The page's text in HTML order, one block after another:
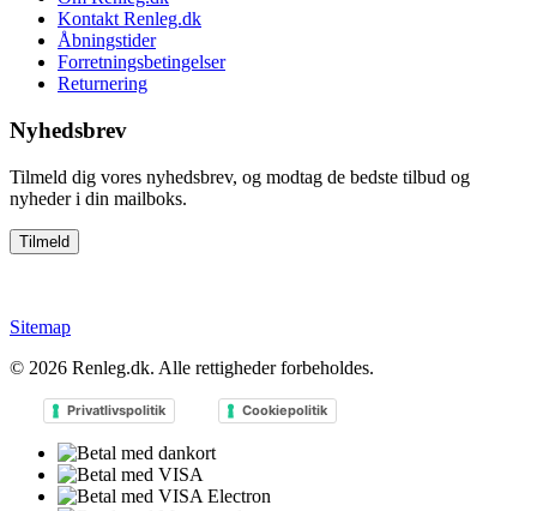
Kontakt Renleg.dk
Åbningstider
Forretningsbetingelser
Returnering
Nyhedsbrev
Tilmeld dig vores nyhedsbrev, og modtag de bedste tilbud og
nyheder i din mailboks.
Sitemap
© 2026 Renleg.dk. Alle rettigheder forbeholdes.
Privatlivspolitik Cookiepolitik